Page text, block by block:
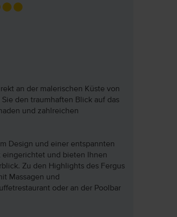
an der malerischen Küste von
den traumhaften Blick auf das
und zahlreichen
Design und einer entspannten
eingerichtet und bieten Ihnen
Zu den Highlights des Fergus
Massagen und
oder an der Poolbar